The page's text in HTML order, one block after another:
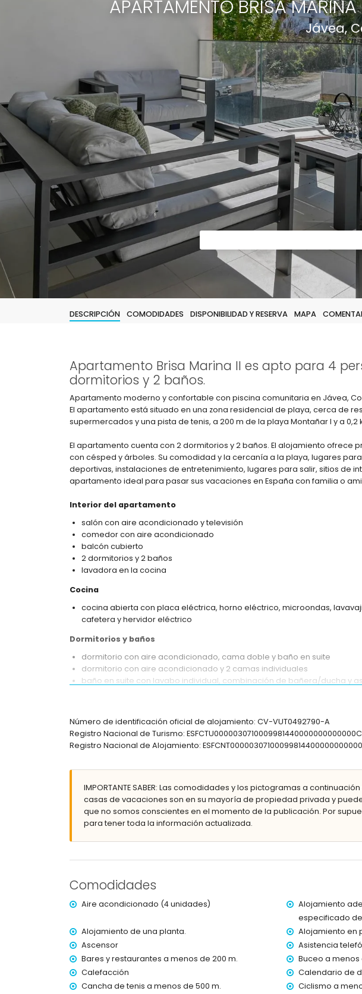
APARTAMENTO BRISA
Jávea,
DESCRIPCIÓN COMODIDADES DISPONIBILIDAD Y RESERVA MAPA
Apartamento Brisa Marina II es apto para 4
dormitorios y 2 baños.
Apartamento moderno y confortable con piscina comunitaria en Jávea,
El apartamento está situado en una zona residencial de playa, cerca de
supermercados y una pista de tenis, a 200 m de la playa Montañar I y a
El apartamento cuenta con 2 dormitorios y 2 baños. El alojamiento ofrece
con césped y árboles. Su comodidad y la cercanía a la playa, lugares
deportivas, instalaciones de entretenimiento, lugares para salir, sitios de
apartamento ideal para pasar sus vacaciones en España con familia o
Interior del apartamento
salón con aire acondicionado y televisión
comedor con aire acondicionado
balcón cubierto
2 dormitorios y 2 baños
lavadora en la cocina
Cocina
cocina abierta con placa eléctrica, horno eléctrico, microondas,
cafetera y hervidor eléctrico
Dormitorios y baños
dormitorio con aire acondicionado, cama doble y baño en suite
dormitorio con aire acondicionado y 2 camas individuales
baño en suite con lavabo individual, combinación de bañera/ducha y
parcela grande y cerrada
piscina comunitaria
jardín comunitario con césped y árboles
espacio de aparcamiento cubierto privado
Más información
pueblo más cercano: Jávea (a menos de 1000 metros del apartamento)
puerto más cercano: La Fontana, Jávea (a menos de 500 metros del
aeropuerto más cercano: Alicante (a menos de 100 kilómetros del
segundo aeropuerto más cercano: Valencia (a más de 100 kilómetros
no se permiten mascotas
El edificio donde se encuentra el alojamiento dispone de ascensor.
El alojamiento es muy adecuado para familias con niños.
internet (WiFi)
plancha y tabla de planchar
Número de identificación oficial de alojamiento: CV-VUT0492790-A
Registro Nacional de Turismo:
Registro Nacional de Alojamiento:
IMPORTANTE SABER: Las comodidades y los pictogramas a
casas de vacaciones son en su mayoría de propiedad privada y
que no somos conscientes en el momento de la publicación. Por
para tener toda la información actualizada.
Comodidades
Aire acondicionado (4 unidades)
Alojamiento
especificado
Alojamiento de una planta.
Alojamiento en
Ascensor
Asistencia
Bares y restaurantes a menos de 200 m.
Buceo a menos
Calefacción
Calendario de
Cancha de tenis a menos de 500 m.
Ciclismo a